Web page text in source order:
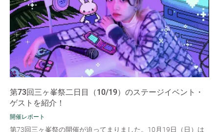
第73回三ヶ峯祭二日目（10/19）のステージイベント・
ゲストを紹介！
開催レポート
第73回三ヶ峯祭の開催が迫ってまりました。10月19日（日）は